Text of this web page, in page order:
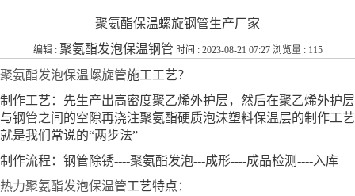
聚氨酯保温螺旋钢管生产厂家
编辑 : 聚氨酯发泡保温钢管 时间 : 2023-08-21 07:27 浏览量 : 115
聚氨酯发泡保温螺旋管施工工艺？
制作工艺：先生产出高密度聚乙烯外护层，然后在聚乙烯外护层
与钢管之间的空隙再浇注聚氨酯硬质泡沫塑料保温层的制作工艺
就是我们常说的“两步法”
制作流程：钢管除锈----聚氨酯发泡---成形----成品检测----入库
热力聚氨酯发泡保温管工艺特点：